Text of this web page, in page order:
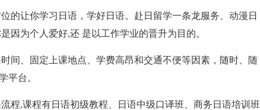
的让你学习日语，学好日语。赴日留学一条龙服务、动漫日
因为个人爱好,还 是以工作学业的晋升为目的。
间、固定上课地点、学费高昂和交通不便等因素，随时、随
平台。
程,课程有日语初级教程、日语中级口译班、商务日语培训班